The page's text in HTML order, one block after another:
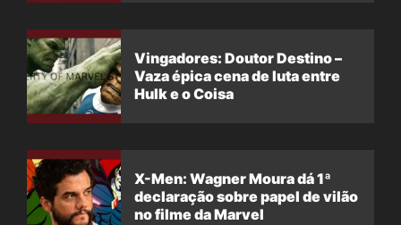
Vingadores: Doutor Destino –
Vaza épica cena de luta entre
Hulk e o Coisa
X-Men: Wagner Moura dá 1ª
declaração sobre papel de vilão
no filme da Marvel